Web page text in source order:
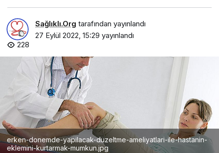
Sağlıklı.Org tarafından yayınlandı
27 Eylül 2022, 15:29 yayınlandı
228
erken-donemde-yapilacak-duzeltme-ameliyatlari-ile-hastanin-
eklemini-kurtarmak-mumkun.jpg